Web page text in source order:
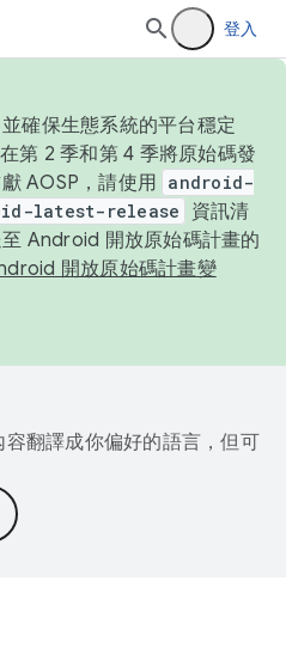
登入
確保生態系統的平台穩定
第 2 季和第 4 季將原始碼發
AOSP，請使用 android-
latest-release
資訊清
Android 開放原始碼計畫的
開放原始碼計畫變
翻譯成你偏好的語言，但可